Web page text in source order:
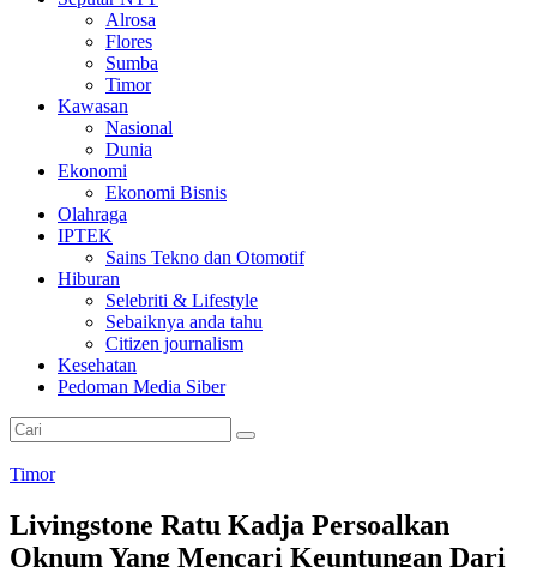
Alrosa
Flores
Sumba
Timor
Kawasan
Nasional
Dunia
Ekonomi
Ekonomi Bisnis
Olahraga
IPTEK
Sains Tekno dan Otomotif
Hiburan
Selebriti & Lifestyle
Sebaiknya anda tahu
Citizen journalism
Kesehatan
Pedoman Media Siber
Timor
Livingstone Ratu Kadja Persoalkan
Oknum Yang Mencari Keuntungan Dari